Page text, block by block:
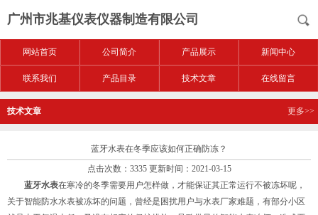
广州市兆基仪表仪器制造有限公司
网站首页 公司简介 产品展示 新闻中心
联系我们 产品目录 技术文章 在线留言
技术文章 更多>>
蓝牙水表在冬季应该如何正确防冻？
点击次数：3335 更新时间：2021-03-15
蓝牙水表在寒冷的冬季需要用户怎样做，才能保证其正常运行不被冻坏呢，
关于智能防水水表被冻坏的问题，曾经是困扰用户与水表厂家难题，有部分小区